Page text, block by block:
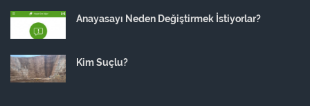
Anayasayı Neden Değiştirmek İstiyorlar?
Kim Suçlu?